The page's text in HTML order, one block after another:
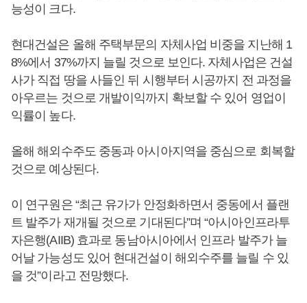
능성이 크다.
현대건설은 올해 주택부문의 자체사업 비중을 지난해 1
8%에서 37%까지 늘릴 것으로 보인다. 자체사업은 건설
사가 직접 땅을 사들인 뒤 시행부터 시공까지 전 과정을
아우르는 것으로 개발이익까지 확보할 수 있어 영업이
익률이 높다.
올해 해외수주도 중동과 아시아지역을 중심으로 회복할
것으로 예상된다.
이 연구원은 “최근 유가가 안정화하면서 중동에서 플랜
트 발주가 재개될 것으로 기대된다”며 “아시아인프라투
자은행(AIIB) 효과로 동남아시아에서 인프라 발주가 늘
어날 가능성도 있어 현대건설이 해외수주를 늘릴 수 있
을 것”이라고 전망했다.